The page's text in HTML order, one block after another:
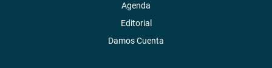
Agenda
Editorial
Damos Cuenta